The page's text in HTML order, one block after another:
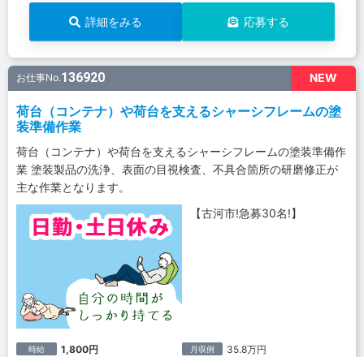
詳細をみる 応募する
NEW
お仕事No.136920
荷台（コンテナ）や荷台を支えるシャーシフレームの塗
装準備作業
荷台（コンテナ）や荷台を支えるシャーシフレームの塗装準備作
業 塗装製品の洗浄、表面の目視検査、不具合箇所の研磨修正が
主な作業となります。
【古河市!急募30名!】
時給 1,800円 月収例 35.8万円